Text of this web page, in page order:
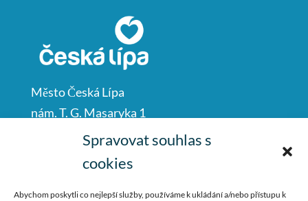
Spravovat souhlas s
cookies
Abychom poskytli co nejlepší služby, používáme k ukládání a/nebo přístupu k
Město Česká Lípa
nám. T. G. Masaryka 1
Česká Lípa